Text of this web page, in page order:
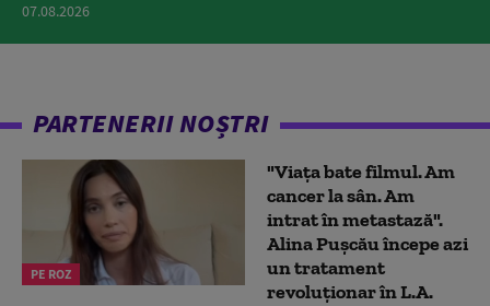
07.08.2026
PARTENERII NOȘTRI
PE ROZ
"Viața bate filmul. Am
cancer la sân. Am
intrat în metastază".
Alina Pușcău începe azi
un tratament
revoluționar în L.A.